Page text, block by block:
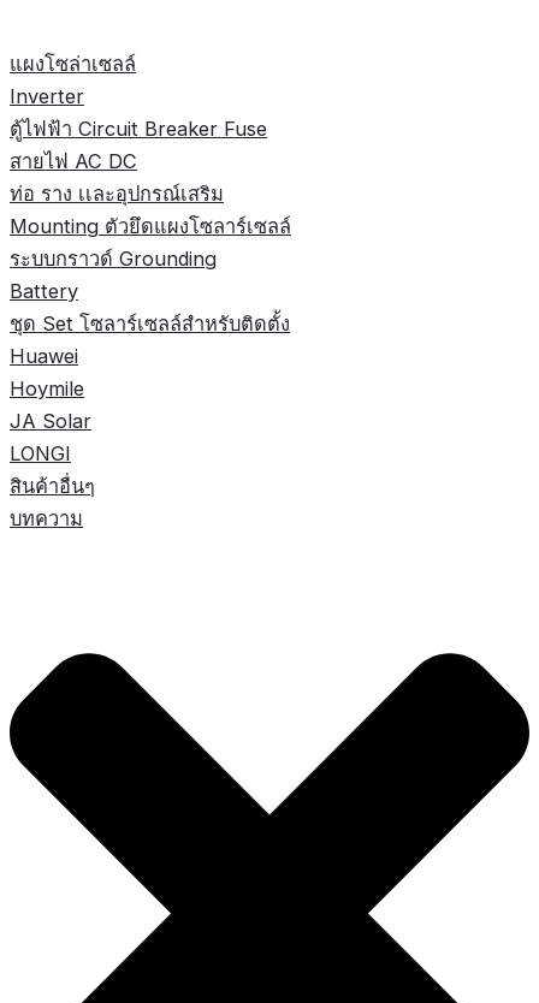
แผงโซล่าเซลล์
Inverter
ตู้ไฟฟ้า Circuit Breaker Fuse
สายไฟ AC DC
ท่อ ราง เเละอุปกรณ์เสริม
Mounting ตัวยึดแผงโซลาร์เซลล์
ระบบกราวด์ Grounding
Battery
ชุด Set โซลาร์เซลล์สำหรับติดตั้ง
Huawei
Hoymile
JA Solar
LONGI
สินค้าอื่นๆ
บทความ